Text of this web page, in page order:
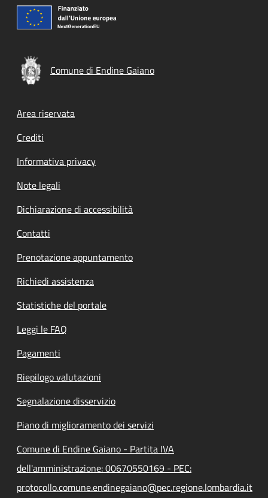
Comune di Endine Gaiano
Footer menu
Area riservata
Crediti
Informativa privacy
Note legali
Dichiarazione di accessibilità
Contatti
Prenotazione appuntamento
Richiedi assistenza
Statistiche del portale
Leggi le FAQ
Pagamenti
Riepilogo valutazioni
Segnalazione disservizio
Piano di miglioramento dei servizi
Comune di Endine Gaiano - Partita IVA
dell'amministrazione: 00670550169 - PEC:
protocollo.comune.endinegaiano@pec.regione.lombardia.it